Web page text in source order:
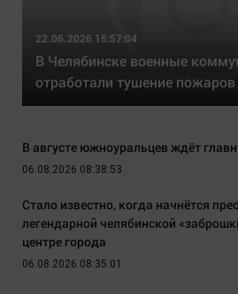
22.06.2026 15:57:04
В Челябинске военные
отработали тушение пожаров
В августе южноуральцев ждёт
06.08.2026 08:38:53
Стало известно, когда начнётся
легендарной челябинской
центре города
06.08.2026 08:35:01